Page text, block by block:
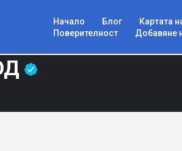
Начало Блог Картата
Поверителност
Добавяне